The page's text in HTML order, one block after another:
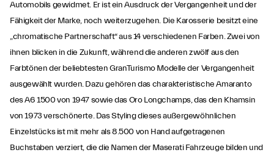
Automobils gewidmet. Er ist ein Ausdruck der Vergangenheit und der
Fähigkeit der Marke, noch weiterzugehen. Die Karosserie besitzt eine
„chromatische Partnerschaft“ aus 14 verschiedenen Farben. Zwei von
ihnen blicken in die Zukunft, während die anderen zwölf aus den
Farbtönen der beliebtesten GranTurismo Modelle der Vergangenheit
ausgewählt wurden. Dazu gehören das charakteristische Amaranto
des A6 1500 von 1947 sowie das Oro Longchamps, das den Khamsin
von 1973 verschönerte. Das Styling dieses außergewöhnlichen
Einzelstücks ist mit mehr als 8.500 von Hand aufgetragenen
Buchstaben verziert, die die Namen der Maserati Fahrzeuge bilden und